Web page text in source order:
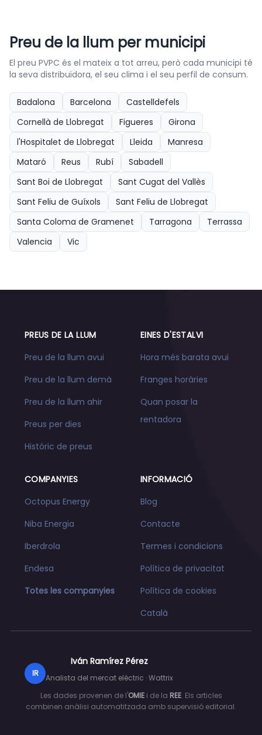
Preu de la llum per municipi
El preu PVPC és el mateix a tot arreu, però cada municipi té
la seva distribuïdora, el seu clima i el seu perfil de consum.
Badalona Barcelona
Castelldefels
Cornellà de Llobregat
Figueres
Girona
l'Hospitalet de Llobregat
Lleida
Manresa
Mataró
Reus Rubí
Sabadell
Sant Boi de Llobregat
Sant Cugat del Vallès
Sant Feliu de Guíxols
Sant Feliu de Llobregat
Santa Coloma de Gramenet
Tarragona
Terrassa
Valencia
Vic
PREUS DE LA LLUM
Preu de la llum avui
Preu de la llum demà
Preu de la llum ahir
Preus per dies
Històric de preus
EINES D'ESTALVI
Hora més barata avui
Franges horàries
Quan posar la
rentadora
COMPANYIES
Octopus Energy
Niba Energia
Iberdrola
Endesa
Totes les companyies
INFORMACIÓ
Blog
Contacte
Termes i condicions
Política de privacitat
Política de cookies
Català
IR
Iván Ramírez Pérez
Analista del mercat elèctric · Wattrix
Les dades provenen de l'OMIEi de la REE. Els articles
combinen anàlisi automatitzada amb supervisió editorial.